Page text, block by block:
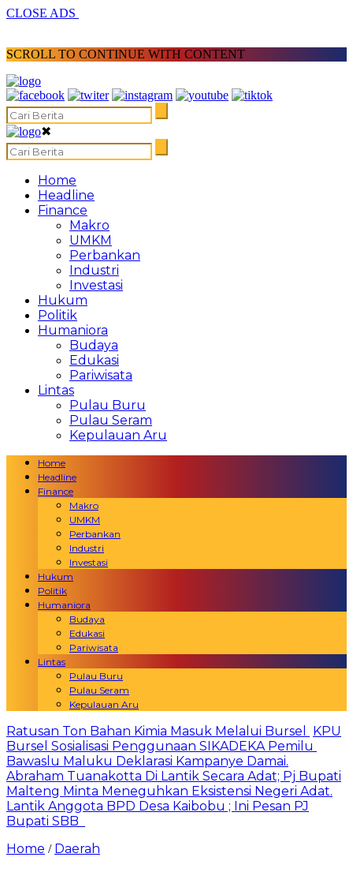
CLOSE ADS
SCROLL TO CONTINUE WITH CONTENT
✖
Home
Headline
Finance
Makro
UMKM
Perbankan
Industri
Investasi
Hukum
Politik
Humaniora
Budaya
Edukasi
Pariwisata
Lintas
Pulau Buru
Pulau Seram
Kepulauan Aru
Home
Headline
Finance
Makro
UMKM
Perbankan
Industri
Investasi
Hukum
Politik
Humaniora
Budaya
Edukasi
Pariwisata
Lintas
Pulau Buru
Pulau Seram
Kepulauan Aru
Ratusan Ton Bahan Kimia Masuk Melalui Bursel
KPU
Bursel Sosialisasi Penggunaan SIKADEKA Pemilu
Bawaslu Maluku Deklarasi Kampanye Damai.
Abraham Tuanakotta Di Lantik Secara Adat; Pj Bupati
Malteng Minta Meneguhkan Eksistensi Negeri Adat.
Lantik Anggota BPD Desa Kaibobu ; Ini Pesan PJ
Bupati SBB
Home / Daerah